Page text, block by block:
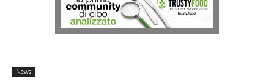
Salvagente
News